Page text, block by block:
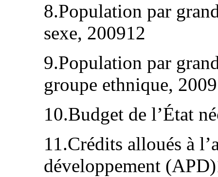
8.Population par
sexe, 200912
9.Population par
groupe ethnique,
10.Budget de l’État
11.Crédits alloués à
développement